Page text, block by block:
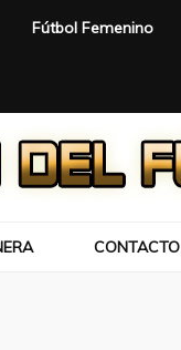
Fútbol Femenino
CONTACTO